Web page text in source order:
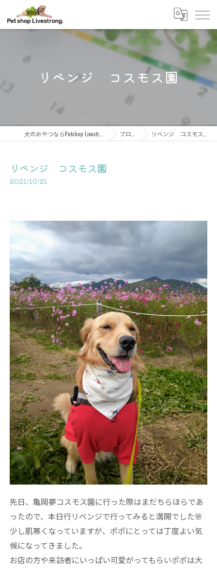
リベンジ コスモス園
ブログ リベンジ コスモス園
リベンジ コスモス園
2021/10/21
先日、亀岡夢コスモス園に行った際はまだちらほらであ
ったので、本日行リベンジで行ってみると満開でした🌸
少し肌寒くなっていますが、ポポにとっては丁度よい気
候になってきました。
お店の方や来訪者にいっぱい可愛がってもらいポポは大